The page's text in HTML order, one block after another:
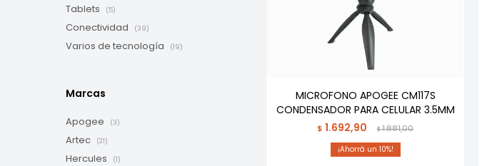
MICROFONO APOGEE CM117S
CONDENSADOR PARA CELULAR 3.5MM
$ 1.692,90 $1.881,00
10
Tablets (5)
Conectividad (39)
Varios de tecnología (19)
Marcas
Apogee (3)
Artec (21)
Hercules (1)